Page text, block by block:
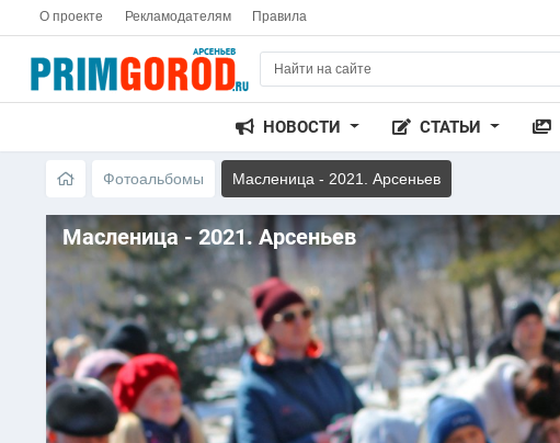
О проекте Рекламодателям Правила
НОВОСТИ СТАТЬИ
Фотоальбомы Масленица - 2021. Арсеньев
Масленица - 2021. Арсеньев